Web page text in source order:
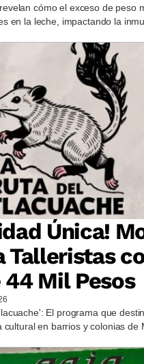
cómo el exceso de peso
en la leche, impactando la
Única!
Talleristas
Mil Pesos
El programa que
cultural en barrios y colonias de